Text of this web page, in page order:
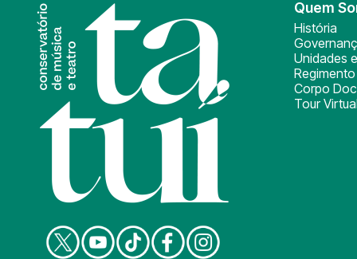
Quem
História
Unidades
Corpo
Tour